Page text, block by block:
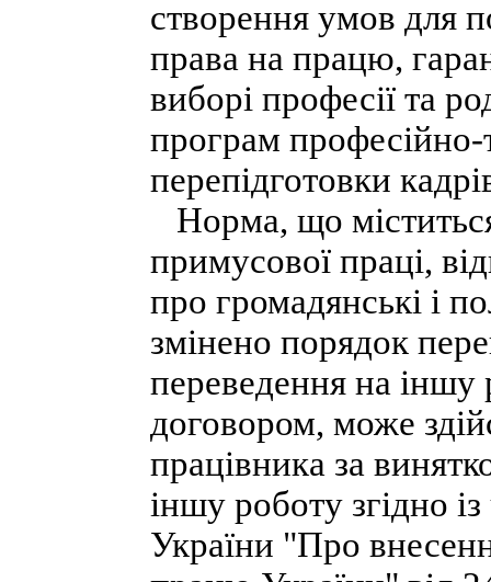
створення умов для
права на працю,
виборі професії та
програм професійно-
перепідготовки
Норма, що
примусової праці,
про громадянські і
змінено порядок
переведення на
договором, може
працівника за
іншу роботу згідно
України "Про